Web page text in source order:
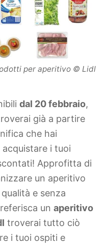
per aperitivo © Lidl
dal 20 febbraio,
già a partire
che hai
i tuoi
Approfitta di
un aperitivo
e senza
un aperitivo
troverai tutto ciò
i tuoi ospiti e